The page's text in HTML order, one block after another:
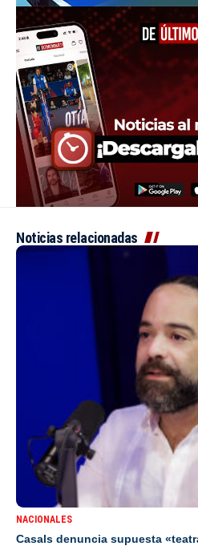
Noticias relacionadas
NACIONALES
Casals denuncia supuesta